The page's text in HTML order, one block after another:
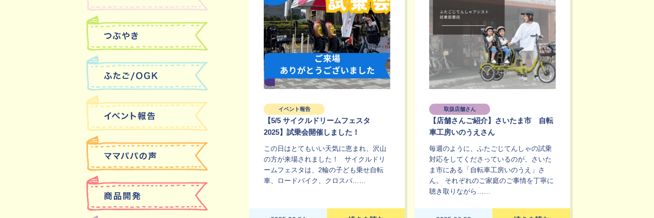
イベント報告
【5/5 サイクルドリームフェスタ
2025】試乗会開催しました！
この日はとてもいい天気に恵まれ、沢山
の方が来場されました！ サイクルドリ
ームフェスタは、2輪の子ども乗せ自転
車、ロードバイク、クロスバ……
取扱店舗さん
【店舗さんご紹介】さいたま市 自転
車工房いのうえさん
毎週のように、ふたごじてんしゃの試乗
対応をしてくださっているのが、さいた
ま市にある「自転車工房いのうえ」さ
ん。 それぞれのご家庭のご事情を丁寧に
聴き取りながら……